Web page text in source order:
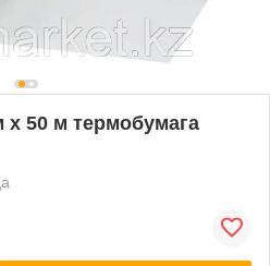
х 50 м термобумага